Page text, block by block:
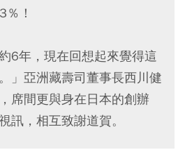
！
6年，現在回想起來覺得這
」亞洲藏壽司董事長西川健
席間更與身在日本的創辦
訊，相互致謝道賀。